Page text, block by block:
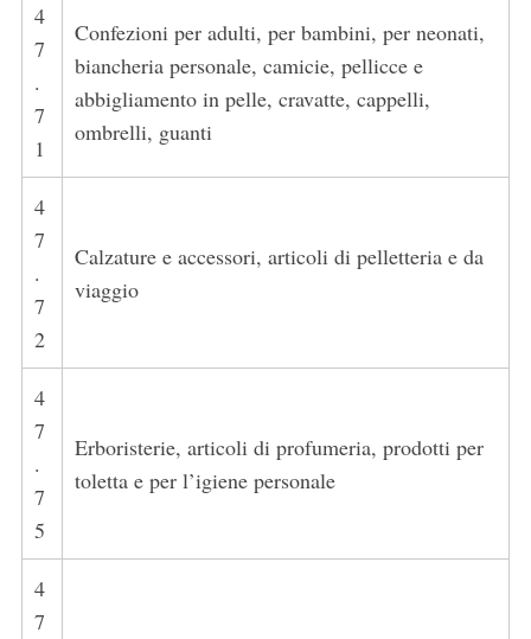
4
7
.
7
1
Confezioni per adulti, per bambini, per neonati,
biancheria personale, camicie, pellicce e
abbigliamento in pelle, cravatte, cappelli,
ombrelli, guanti
4
7
.
7
2
Calzature e accessori, articoli di pelletteria e da
viaggio
4
7
.
7
5
Erboristerie, articoli di profumeria, prodotti per
toletta e per l’igiene personale
4
7
h
o
r
: